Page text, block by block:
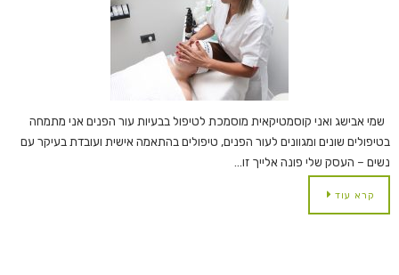
שמי אבישג ואני קוסמטיקאית מוסמכת לטיפול בבעיות עור הפנים אני מתמחה
בטיפולים שונים ומגוונים לעור הפנים, טיפולים בהתאמה אישית ועובדת בעיקר עם
נשים – העסק שלי פונה אלייך זו…
קרא עוד